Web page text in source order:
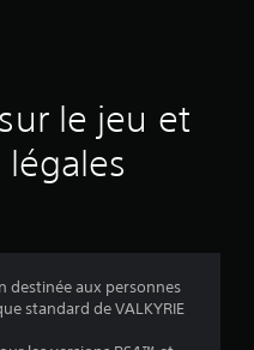
a
s
le jeu et
destinée aux personnes
standard de VALKYRIE